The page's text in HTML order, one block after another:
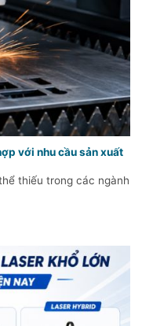
với nhu cầu sản xuất
thiếu trong các ngành